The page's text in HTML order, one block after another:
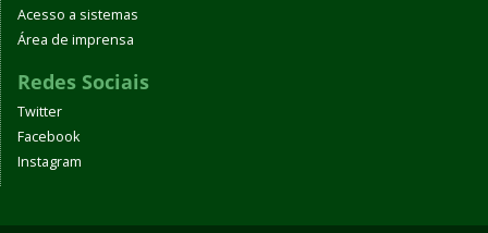
Acesso a sistemas
Área de imprensa
Redes Sociais
Twitter
Facebook
Instagram